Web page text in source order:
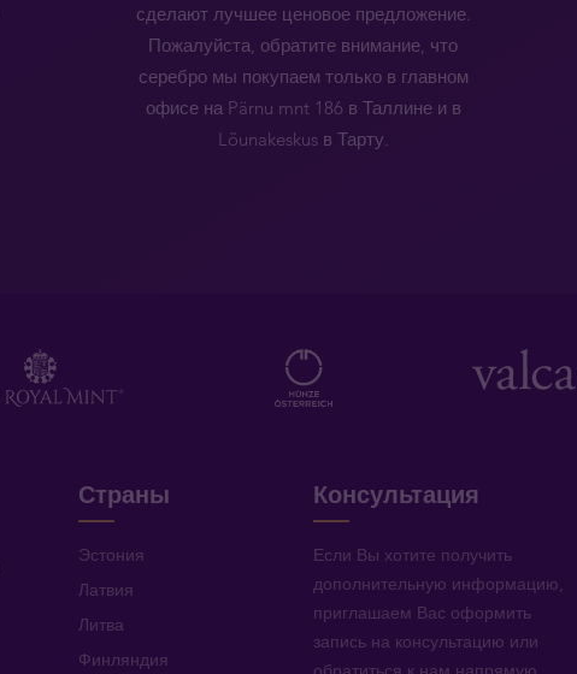
сделают лучшее ценовое предложение.
Пожалуйста, обратите внимание, что
серебро мы покупаем только в главном
офисе на Pärnu mnt 186 в Таллине и в
Lõunakeskus в Тарту.
Страны
Эстония
Латвия
Литва
Финляндия
Консультация
Если Вы хотите получить
дополнительную информацию,
приглашаем Вас оформить
запись на консультацию или